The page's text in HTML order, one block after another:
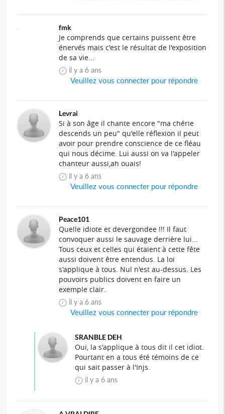
fmk
Je comprends que certains puissent être
énervés mais c'est le résultat de l'exposition
de sa vie...
il y a 6 ans
Veuillez vous connecter pour répondre
Levrai
Si à son âge il chante encore "ma chérie
descends un peu" qu'elle réflexion il peut
avoir pour prendre conscience de ce fléau
qui nous décime. Lui aussi on va l'appeler
chanteur aussi,ah ouais!
il y a 6 ans
Veuillez vous connecter pour répondre
Peace101
Quelle idiote et devergondee !!! Il faut
convoquer aussi le sauvage derrière lui...
Tous ceux et celles qui étaient à cette fête
aussi doivent être entendus. La loi
s'applique à tous. Nul n'est au-dessus. Les
pouvoirs publics doivent en faire un
exemple clair.
il y a 6 ans
Veuillez vous connecter pour répondre
SRANBLE DEH
Oui, la s'applique à tous dit il cet idiot.
Pourtant en a tous été témoins de ce
qui sait passer à l'Injs.
il y a 6 ans